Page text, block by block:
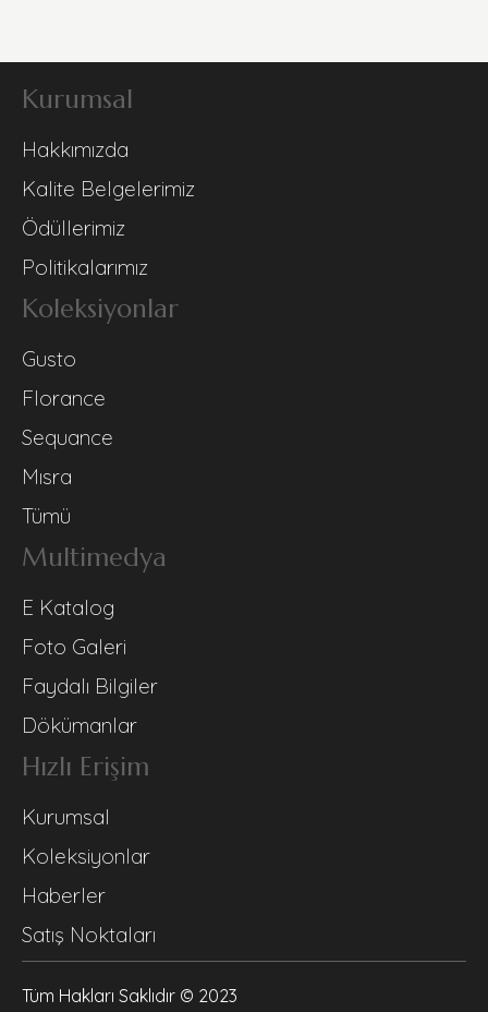
Kurumsal
Hakkımızda
Kalite Belgelerimiz
Ödüllerimiz
Politikalarımız
Koleksiyonlar
Gusto
Florance
Sequance
Mısra
Tümü
Multimedya
E Katalog
Foto Galeri
Faydalı Bilgiler
Dökümanlar
Hızlı Erişim
Kurumsal
Koleksiyonlar
Haberler
Satış Noktaları
Tüm Hakları Saklıdır © 2023